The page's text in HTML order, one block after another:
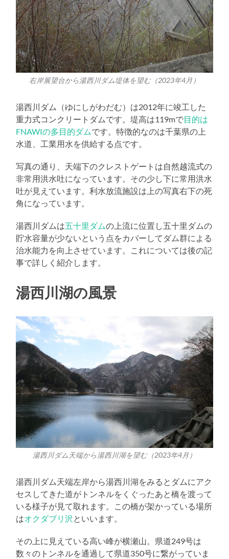
右岸展望台から湯西川ダム堤体を望む（2023年4月）
湯西川ダム（ゆにしがわだむ）は2012年に竣工した
重力式コンクリートダムです。堤高は119mで目的は
FNAWIの多目的ダムです。特徴的なのは千葉県の上
水道、工業用水を供給する点です。
写真の通り、天端下のクレストゲートは自然越流式の
非常用洪水吐になっています。その少し下に常用洪水
吐が見えています。利水放流施設は上の写真右下の死
角になっています。
湯西川ダムは五十里ダムの上流に位置し五十里ダムの
貯水容量が少ないという点をカバーしてダム群による
治水能力を向上させています。これについては後の記
事で詳しく紹介します。
湯西川湖の風景
湯西川ダム天端から湯西川湖を望む（2023年4月）
湯西川ダム天端左岸から湯西川湖をみるとダムにアク
セスしてきた道がトンネルをくぐったあと橋を渡って
いる様子が見て取れます。この橋が架かっている場所
はオクダブリ沢 といいます。
その上に見えている高い峰が横瀬山。県道249号は
数々のトンネルを通過して県道350号に繋がっていま